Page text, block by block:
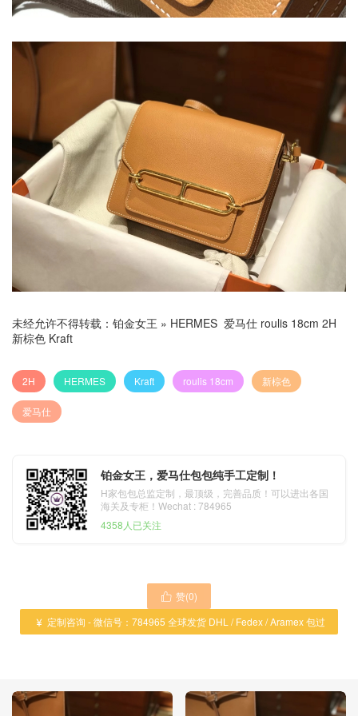
未经允许不得转载： 铂金女王 » HERMES 爱马仕 roulis 18cm 2H
新棕色 Kraft
2H HERMES Kraft roulis 18cm 新棕色
爱马仕
铂金女王，爱马仕包包纯手工定制！
H家包包总监定制，最顶级，完善品质！可以进出各国
海关及专柜！Wechat : 784965
4358人已关注
 赞(0)
 定制咨询 - 微信号：784965 全球发货 DHL / Fedex / Aramex 包过